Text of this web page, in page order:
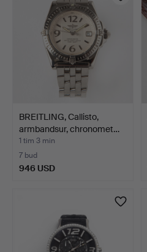
BREITLING, Callisto,
armbandsur, chronomet…
1 tim 3 min
7 bud
946 USD